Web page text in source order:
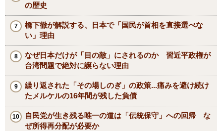
の歴史
橋下徹が解説する、日本で「国民が首相を直接選べな
い」理由
なぜ日本だけが「目の敵」にされるのか 習近平政権が
台湾問題で絶対に譲らない理由
繰り返された「その場しのぎ」の政策...痛みを避け続け
たメルケルの16年間が残した負債
自民党が生き残る唯一の道は「伝統保守」への回帰 な
ぜ所得再分配が必要か